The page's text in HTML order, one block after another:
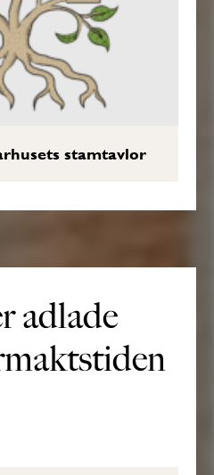
stamtavlor
adlade